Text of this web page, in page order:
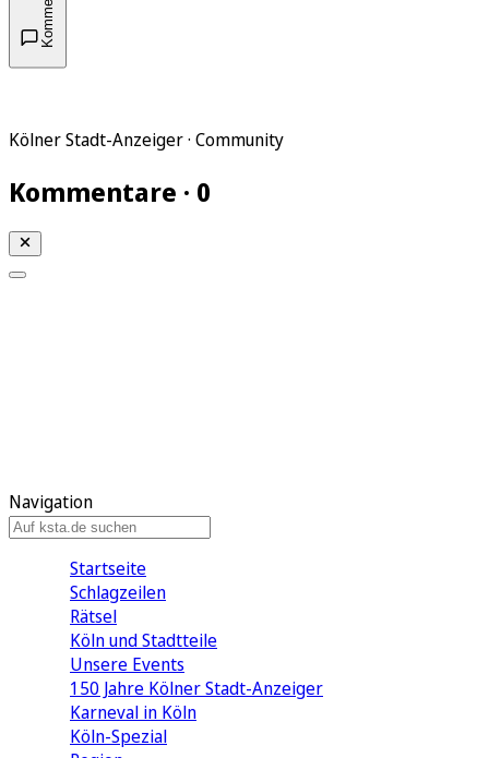
Kölner Stadt-Anzeiger · Community
Kommentare · 0
Navigation
Startseite
Schlagzeilen
Rätsel
Köln und Stadtteile
Unsere Events
150 Jahre Kölner Stadt-Anzeiger
Karneval in Köln
Köln-Spezial